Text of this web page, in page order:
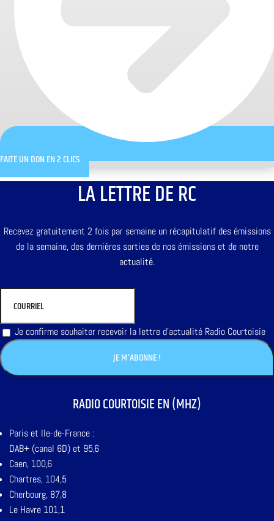
FAITE UN DON EN 2 CLICS
LA LETTRE DE RC
Recevez gratuitement 2 fois par semaine un récapitulatif des émissions
de la semaine, des dernières sorties de nos émissions et de notre
actualité.
Je confirme souhaiter recevoir la lettre d'actualité Radio Courtoisie
RADIO COURTOISIE EN (MHZ)
Paris et Ile-de-France :
DAB+ (canal 6D) et 95,6
Caen, 100,6
Chartres, 104,5
Cherbourg, 87,8
Le Havre 101,1